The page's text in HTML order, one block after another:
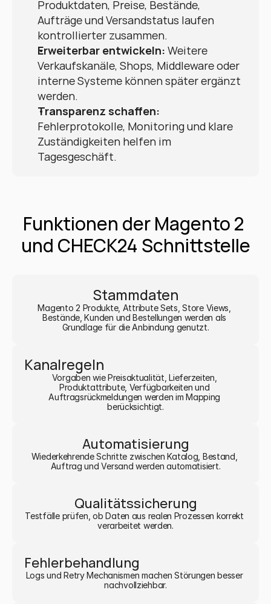
Produktdaten, Preise, Bestände,
Aufträge und Versandstatus laufen
kontrollierter zusammen.
Erweiterbar entwickeln: Weitere
Verkaufskanäle, Shops, Middleware oder
interne Systeme können später ergänzt
werden.
Transparenz schaffen:
Fehlerprotokolle, Monitoring und klare
Zuständigkeiten helfen im
Tagesgeschäft.
Funktionen der Magento 2
und CHECK24 Schnittstelle
Stammdaten
Magento 2 Produkte, Attribute Sets, Store Views,
Bestände, Kunden und Bestellungen werden als
Grundlage für die Anbindung genutzt.
Kanalregeln
Vorgaben wie Preisaktualität, Lieferzeiten,
Produktattribute, Verfügbarkeiten und
Auftragsrückmeldungen werden im Mapping
berücksichtigt.
Automatisierung
Wiederkehrende Schritte zwischen Katalog, Bestand,
Auftrag und Versand werden automatisiert.
Qualitätssicherung
Testfälle prüfen, ob Daten aus realen Prozessen korrekt
verarbeitet werden.
Fehlerbehandlung
Logs und Retry Mechanismen machen Störungen besser
nachvollziehbar.